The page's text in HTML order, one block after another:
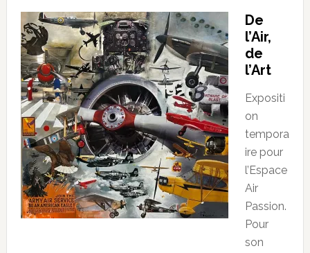
De
l’Air,
de
l’Art
Expositi
on
tempora
ire pour
l’Espace
Air
Passion.
Pour
son